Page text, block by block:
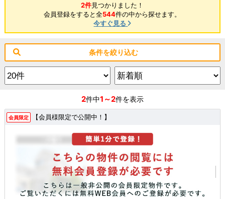
2件見つかりました！
会員登録をすると全544件の中から探せます。
今すぐ見る
条件を絞り込む
2件中1～2件を表示
会員限定 【会員様限定で公開中！】